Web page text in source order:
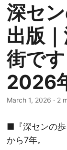
深セ
出版
街で
2026
March 1, 2026 · 2
■『深センの
から7年。